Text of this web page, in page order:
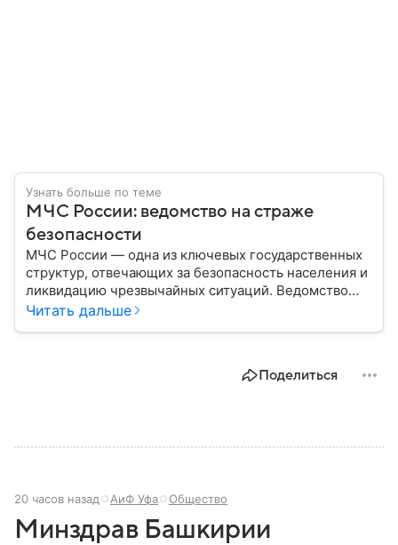
Узнать больше по теме
МЧС России: ведомство на страже
безопасности
МЧС России — одна из ключевых государственных
структур, отвечающих за безопасность населения и
ликвидацию чрезвычайных ситуаций. Ведомство
играет важную роль в защите граждан от
задачи выполняет и какую роль играет в
Читать дальше
Поделиться
20 часов назад АиФ Уфа Общество
Минздрав Башкирии